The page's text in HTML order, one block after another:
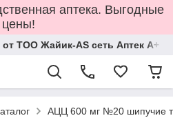
аптека. Выгодные
цены!
ТОО Жайик-AS сеть Аптек А+
АЦЦ 600 мг №20 шипучие